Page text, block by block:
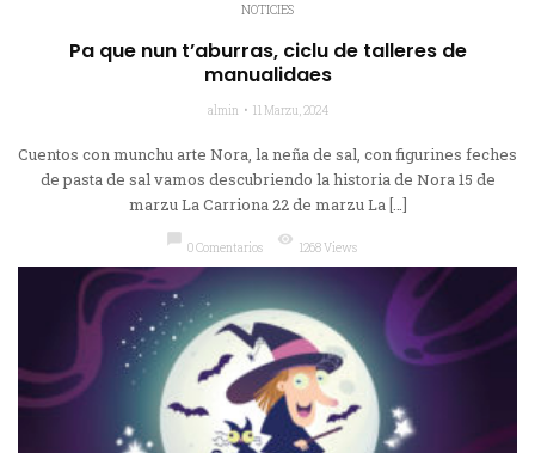
NOTICIES
Pa que nun t’aburras, ciclu de talleres de
manualidaes
almin 11 Marzu, 2024
Cuentos con munchu arte Nora, la neña de sal, con figurines feches
de pasta de sal vamos descubriendo la historia de Nora 15 de
marzu La Carriona 22 de marzu La […]
chat_bubble
0 Comentarios
visibility
1268 Views